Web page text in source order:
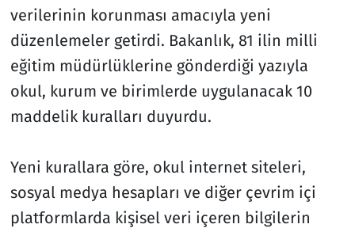
verilerinin korunması amacıyla yeni
düzenlemeler getirdi. Bakanlık, 81 ilin milli
eğitim müdürlüklerine gönderdiği yazıyla
okul, kurum ve birimlerde uygulanacak 10
maddelik kuralları duyurdu.
Yeni kurallara göre, okul internet siteleri,
sosyal medya hesapları ve diğer çevrim içi
platformlarda kişisel veri içeren bilgilerin